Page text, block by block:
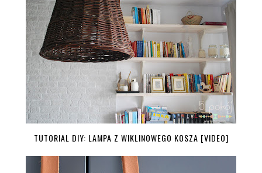
TUTORIAL DIY: LAMPA Z WIKLINOWEGO KOSZA [VIDEO]